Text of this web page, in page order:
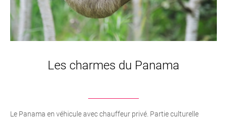
Les charmes du Panama
Le Panama en véhicule avec chauffeur privé. Partie culturelle